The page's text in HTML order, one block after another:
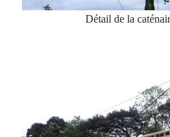
Détail de la